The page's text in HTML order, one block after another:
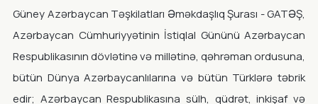
Güney Azərbaycan Təşkilatları Əməkdaşlıq Şurası - GATƏŞ,
Azərbaycan Cümhuriyyətinin İstiqlal Gününü Azərbaycan
Respublikasının dövlətinə və millətinə, qəhrəman ordusuna,
bütün Dünya Azərbaycanlılarına və bütün Türklərə təbrik
edir; Azərbaycan Respublikasına sülh, qüdrət, inkişaf və